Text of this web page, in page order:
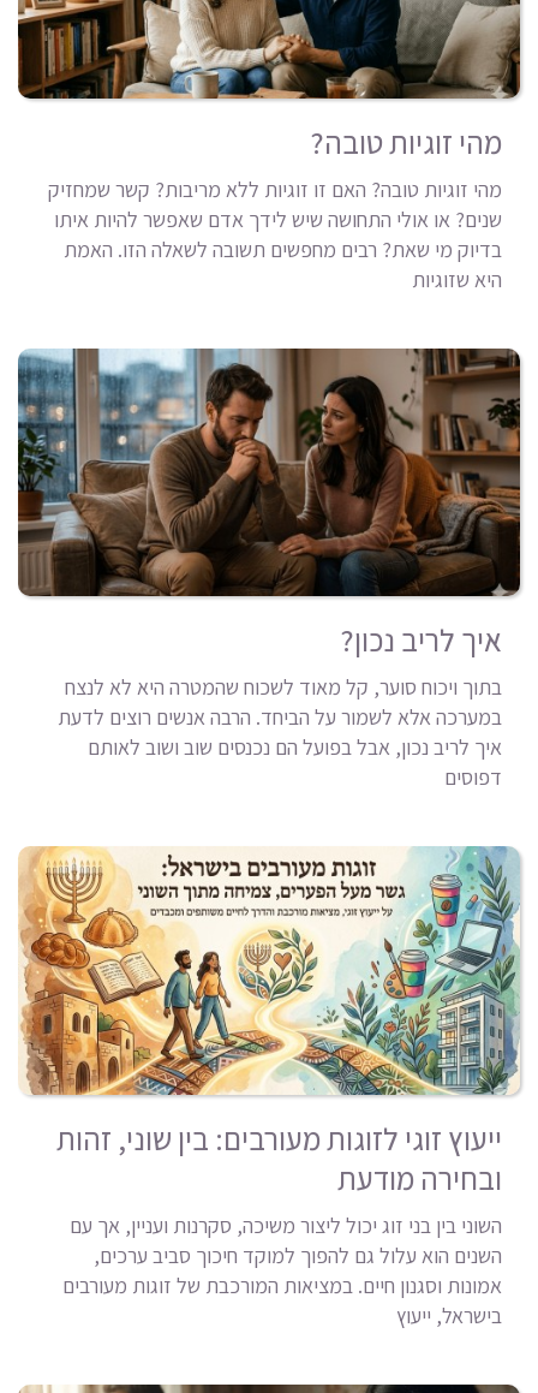
מהי זוגיות טובה?
מהי זוגיות טובה? האם זו זוגיות ללא מריבות? קשר שמחזיק
שנים? או אולי התחושה שיש לידך אדם שאפשר להיות איתו
בדיוק מי שאת? רבים מחפשים תשובה לשאלה הזו. האמת
היא שזוגיות
איך לריב נכון?
בתוך ויכוח סוער, קל מאוד לשכוח שהמטרה היא לא לנצח
במערכה אלא לשמור על הביחד. הרבה אנשים רוצים לדעת
איך לריב נכון, אבל בפועל הם נכנסים שוב ושוב לאותם
דפוסים
ייעוץ זוגי לזוגות מעורבים: בין שוני, זהות
ובחירה מודעת
השוני בין בני זוג יכול ליצור משיכה, סקרנות ועניין, אך עם
השנים הוא עלול גם להפוך למוקד חיכוך סביב ערכים,
אמונות וסגנון חיים. במציאות המורכבת של זוגות מעורבים
בישראל, ייעוץ